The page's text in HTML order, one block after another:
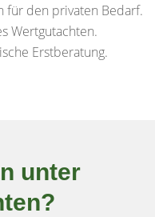
für den privaten Bedarf.
Wertgutachten.
Erstberatung.
unter